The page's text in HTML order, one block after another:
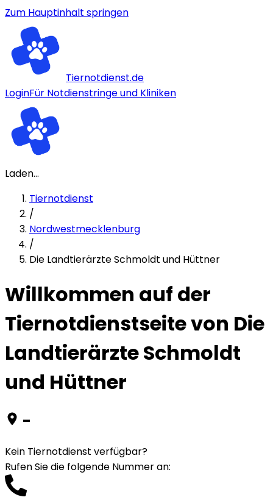
Zum Hauptinhalt springen
Tiernotdienst.de
LoginFür Notdienstringe und Kliniken
Laden...
Tiernotdienst
/
Nordwestmecklenburg
/
Die Landtierärzte Schmoldt und Hüttner
Willkommen auf der
Tiernotdienstseite von Die
Landtierärzte Schmoldt
und Hüttner
-
Kein Tiernotdienst verfügbar?
Rufen Sie die folgende Nummer an: